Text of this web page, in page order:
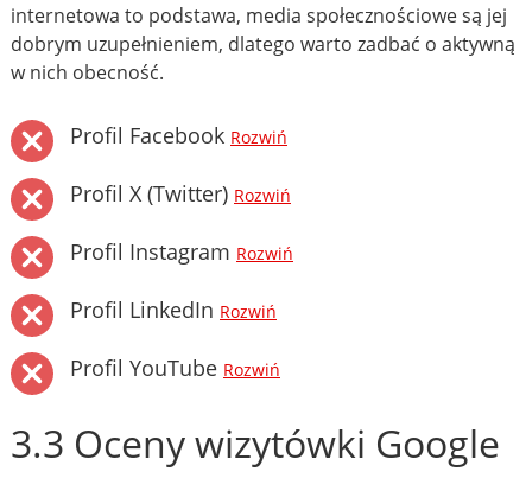
internetowa to podstawa, media społecznościowe są jej
dobrym uzupełnieniem, dlatego warto zadbać o aktywną
w nich obecność.
Profil Facebook Rozwiń
Profil X (Twitter) Rozwiń
Profil Instagram Rozwiń
Profil LinkedIn Rozwiń
Profil YouTube Rozwiń
3.3 Oceny wizytówki Google